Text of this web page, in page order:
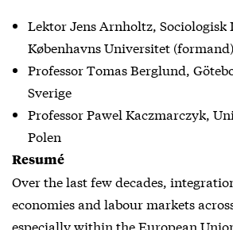
Lektor Jens Arnholtz,
Københavns Universitet (formand)
Professor Tomas Berglund,
Sverige
Professor Pawel Kaczmarczyk,
Polen
Resumé
Over the last few decades,
economies and labour markets
especially within the European